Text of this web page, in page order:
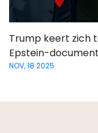
Trump keert zich
Epstein-
NOV, 18 2025